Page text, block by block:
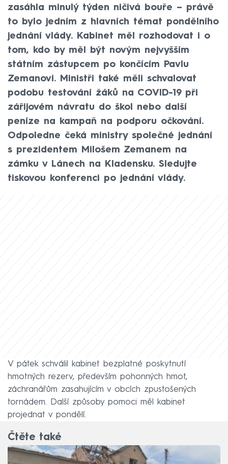
zasáhla minulý týden ničivá bouře – právě
to bylo jedním z hlavních témat pondělního
jednání vlády. Kabinet měl rozhodovat i o
tom, kdo by měl být novým nejvyšším
státním zástupcem po končícím Pavlu
Zemanovi. Ministři také měli schvalovat
podobu testování žáků na COVID-19 při
zářijovém návratu do škol nebo další
peníze na kampaň na podporu očkování.
Odpoledne čeká ministry společné jednání
s prezidentem Milošem Zemanem na
zámku v Lánech na Kladensku. Sledujte
tiskovou konferenci po jednání vlády.
V pátek schválil kabinet bezplatné poskytnutí
hmotných rezerv, především pohonných hmot,
záchranářům zasahujícím v obcích zpustošených
tornádem. Další způsoby pomoci měl kabinet
projednat v pondělí.
Čtěte také